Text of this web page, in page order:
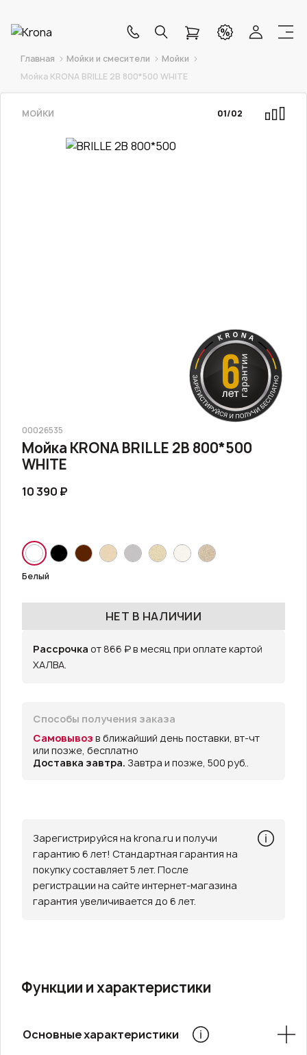
Главная Мойки и смесители
Мойки
Мойка KRONA BRILLE 2B 800*500 WHITE
МОЙКИ 01/02
00026535
Мойка KRONA BRILLE 2B 800*500
WHITE
10 390 ₽
Белый
НЕТ В НАЛИЧИИ
Рассрочка от 866 ₽ в месяц при оплате картой
ХАЛВА.
Способы получения заказа
Самовывоз в ближайший день поставки, вт-чт
или позже, бесплатно
Доставка завтра. Завтра и позже, 500 руб..
Зарегистрируйся на krona.ru и получи
гарантию 6 лет! Стандартная гарантия на
покупку составляет 5 лет. После
регистрации на сайте интернет-магазина
гарантия увеличивается до 6 лет.
Функции и характеристики
Основные характеристики